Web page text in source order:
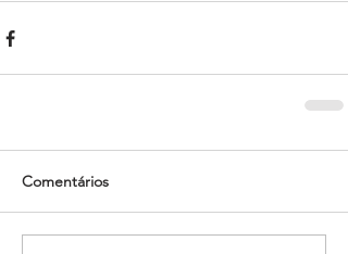
Comentários